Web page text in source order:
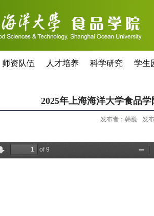
师资队伍 人才培养 科学研究 学生
2025年上海海洋大学食品
发布者：韩巍 发